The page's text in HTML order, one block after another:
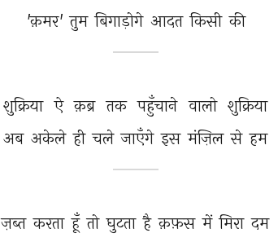
'क़मर' तुम बिगाड़ोगे आदत किसी की
शुक्रिया ऐ क़ब्र तक पहुँचाने वालो शुक्रिया
अब अकेले ही चले जाएँगे इस मंज़िल से हम
ज़ब्त करता हूँ तो घुटता है क़फ़स में मिरा दम